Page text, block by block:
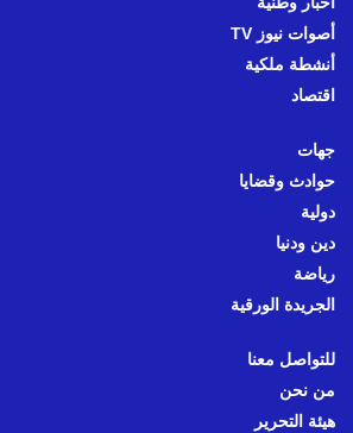
أصوات نيوز TV
أنشطة ملكية
اقتصاد
جهات
حوادث وقضايا
دولية
دين ودنيا
رياضة
الجريدة الورقية
للتواصل معنا
من نحن
هيئة التحرير